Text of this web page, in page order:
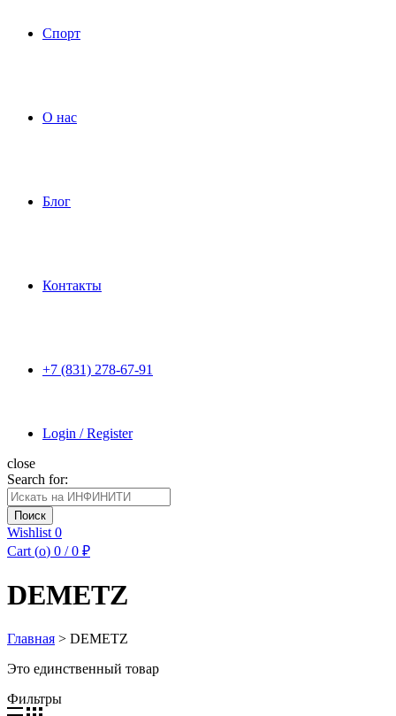
Спорт
О нас
Блог
Контакты
+7 (831) 278-67-91
Login / Register
close
Search for:
Поиск
Wishlist 0
Cart (o) 0 / 0 ₽
DEMETZ
Главная > DEMETZ
Это единственный товар
Фильтры